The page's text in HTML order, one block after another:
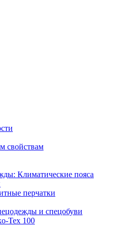
свойствам
Климатические пояса
перчатки
и спецобуви
Tex 100